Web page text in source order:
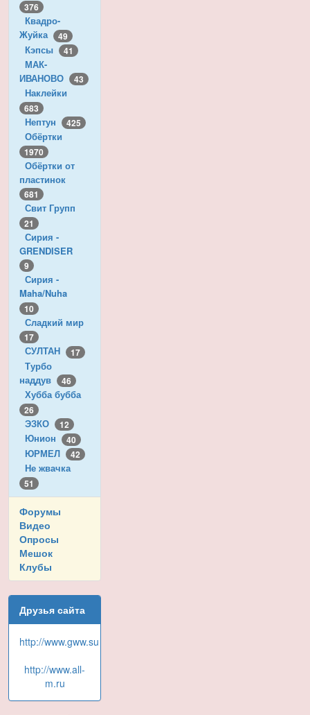
376
Квадро-
Жуйка
49
Кэпсы 41
МАК-
ИВАНОВО
43
Наклейки
683
Нептун 425
Обёртки
1970
Обёртки от
пластинок
681
Свит Групп
21
Сирия -
GRENDISER
9
Сирия -
Maha/Nuha
10
Сладкий мир
17
СУЛТАН 17
Турбо
наддув
46
Хубба бубба
26
ЭЗКО 12
Юнион 40
ЮРМЕЛ 42
Не жвачка
51
Форумы
Видео
Опросы
Мешок
Клубы
Друзья сайта
http://www.gww.su
http://www.all-
m.ru